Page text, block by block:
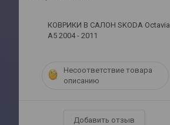
КОВРИКИ В САЛОН SKODA Octavia
A5 2004 - 2011
Несоответствие товара
описанию
Добавить отзыв